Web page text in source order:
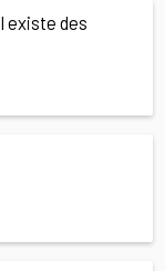
existe des